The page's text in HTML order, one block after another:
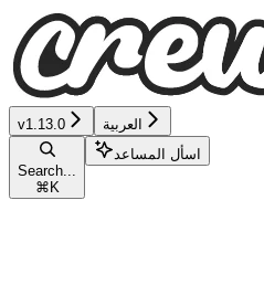
v1.13.0 العربية
Search...
⌘ K
اسأل المساعد